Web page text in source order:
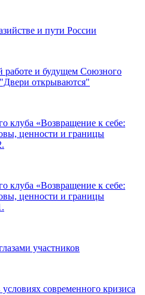
и пути России
работе и будущем Союзного
"Двери открываются"
клуба «Возвращение к себе:
ценности и границы
клуба «Возвращение к себе:
ценности и границы
участников
современного кризиса